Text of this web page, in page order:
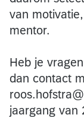
van
mentor.
Heb je
dan contact
jaargang van